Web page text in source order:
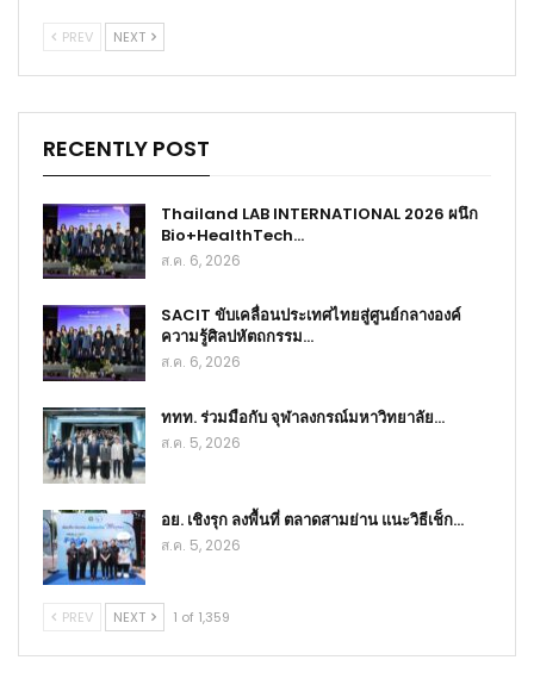
PREV NEXT
RECENTLY POST
Thailand LAB INTERNATIONAL 2026 ผนึก
Bio+HealthTech…
ส.ค. 6, 2026
SACIT ขับเคลื่อนประเทศไทยสู่ศูนย์กลางองค์
ความรู้ศิลปหัตถกรรม…
ส.ค. 6, 2026
ททท. ร่วมมือกับ จุฬาลงกรณ์มหาวิทยาลัย…
ส.ค. 5, 2026
อย. เชิงรุก ลงพื้นที่ ตลาดสามย่าน แนะวิธีเช็ก…
ส.ค. 5, 2026
PREV NEXT 1 of 1,359